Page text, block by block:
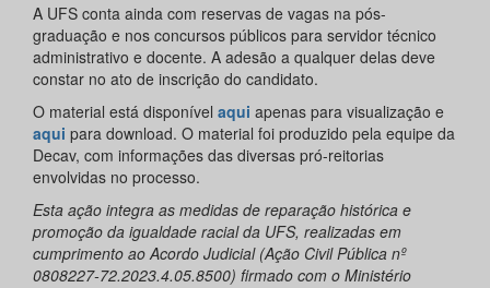
A UFS conta ainda com reservas de vagas na pós-
graduação e nos concursos públicos para servidor técnico
administrativo e docente. A adesão a qualquer delas deve
constar no ato de inscrição do candidato.
O material está disponível aqui apenas para visualização e
aqui para download. O material foi produzido pela equipe da
Decav, com informações das diversas pró-reitorias
envolvidas no processo.
Esta ação integra as medidas de reparação histórica e
promoção da igualdade racial da UFS, realizadas em
cumprimento ao Acordo Judicial (Ação Civil Pública nº
0808227-72.2023.4.05.8500) firmado com o Ministério